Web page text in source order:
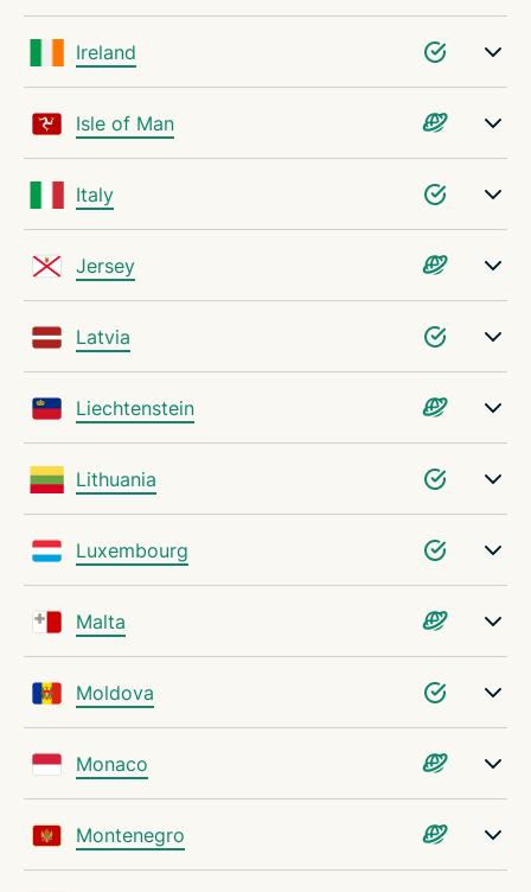
Ireland
Isle of Man
Italy
Jersey
Latvia
Liechtenstein
Lithuania
Luxembourg
Malta
Moldova
Monaco
Montenegro